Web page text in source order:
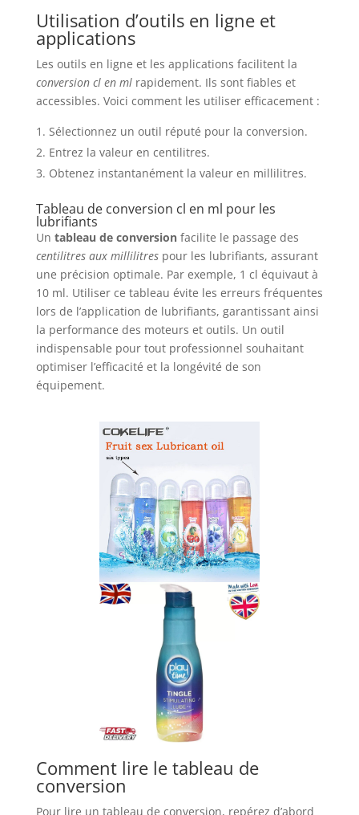
Utilisation d’outils en ligne et
applications
Les outils en ligne et les applications facilitent la
conversion cl en mlrapidement. Ils sont fiables et
accessibles. Voici comment les utiliser efficacement :
Sélectionnez un outil réputé pour la conversion.
Entrez la valeur en centilitres.
Obtenez instantanément la valeur en millilitres.
Tableau de conversion cl en ml pour les
lubrifiants
Un tableau de conversionfacilite le passage des
centilitres aux millilitrespour les lubrifiants, assurant
une précision optimale. Par exemple, 1 cl équivaut à
10 ml. Utiliser ce tableau évite les erreurs fréquentes
lors de l’application de lubrifiants, garantissant ainsi
la performance des moteurs et outils. Un outil
indispensable pour tout professionnel souhaitant
optimiser l’efficacité et la longévité de son
équipement.
Comment lire le tableau de
conversion
Pour lire un tableau de conversion, repérez d’abord